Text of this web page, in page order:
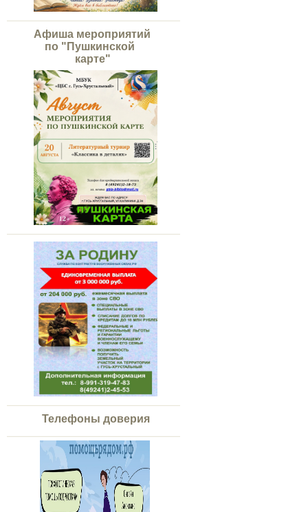
Афиша мероприятий
по "Пушкинской
карте"
Телефоны доверия